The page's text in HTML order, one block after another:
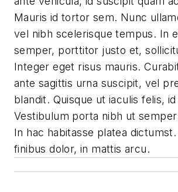
Mauris id tortor sem. Nunc
vel nibh scelerisque tempus. In
semper, porttitor justo et,
Integer eget risus mauris.
ante sagittis urna suscipit, vel
blandit. Quisque ut iaculis felis,
Vestibulum porta nibh ut
In hac habitasse platea dictumst.
finibus dolor, in mattis arcu.